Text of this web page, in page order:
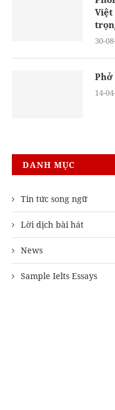
Việt
30-
Phở
14-
DANH MỤC
Tin tức song ngữ
Lời dịch bài hát
News
Sample Ielts Essays